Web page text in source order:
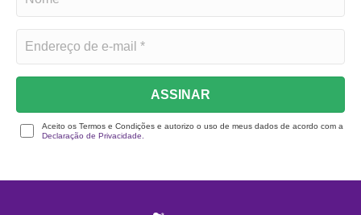
ASSINAR
Aceito os Termos e Condições e autorizo o uso de meus dados de acordo com a
Declaração de Privacidade.